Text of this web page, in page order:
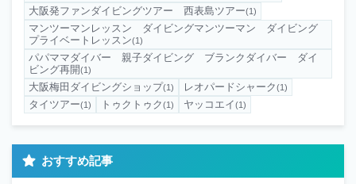
大阪発ファンダイビングツアー 西表島ツアー(1)
マンツーマンレッスン ダイビングマンツーマン ダイビング
プライベートレッスン(1)
パパママダイバー 親子ダイビング ブランクダイバー ダイ
ビング再開(1)
大阪梅田ダイビングショップ(1) レオパードシャーク(1)
タイツアー(1) トゥクトゥク(1) ヤッコエイ(1)
おすすめ記事